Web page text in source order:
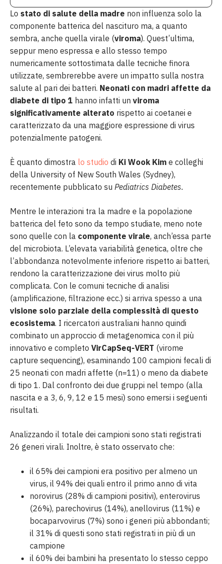
Lo stato di salute della madre non influenza solo la
componente batterica del nascituro ma, a quanto
sembra, anche quella virale (viroma). Quest’ultima,
seppur meno espressa e allo stesso tempo
numericamente sottostimata dalle tecniche finora
utilizzate, sembrerebbe avere un impatto sulla nostra
salute al pari dei batteri. Neonati con madri affette da
diabete di tipo 1 hanno infatti un viroma
significativamente alterato rispetto ai coetanei e
caratterizzato da una maggiore espressione di virus
potenzialmente patogeni.
È quanto dimostra lo studio di Ki Wook Kim e colleghi
della University of New South Wales (Sydney),
recentemente pubblicato su Pediatrics Diabetes.
Mentre le interazioni tra la madre e la popolazione
batterica del feto sono da tempo studiate, meno note
sono quelle con la componente virale, anch’essa parte
del microbiota. L’elevata variabilità genetica, oltre che
l’abbondanza notevolmente inferiore rispetto ai batteri,
rendono la caratterizzazione dei virus molto più
complicata. Con le comuni tecniche di analisi
(amplificazione, filtrazione ecc.) si arriva spesso a una
visione solo parziale della complessità di questo
ecosistema. I ricercatori australiani hanno quindi
combinato un approccio di metagenomica con il più
innovativo e completo VirCapSeq-VERT (virome
capture sequencing), esaminando 100 campioni fecali di
25 neonati con madri affette (n=11) o meno da diabete
di tipo 1. Dal confronto dei due gruppi nel tempo (alla
nascita e a 3, 6, 9, 12 e 15 mesi) sono emersi i seguenti
risultati.
Analizzando il totale dei campioni sono stati registrati
26 generi virali. Inoltre, è stato osservato che:
il 65% dei campioni era positivo per almeno un
virus, il 94% dei quali entro il primo anno di vita
norovirus (28% di campioni positivi), enterovirus
(26%), parechovirus (14%), anellovirus (11%) e
bocaparvovirus (7%) sono i generi più abbondanti;
il 31% di questi sono stati registrati in più di un
campione
il 60% dei bambini ha presentato lo stesso ceppo